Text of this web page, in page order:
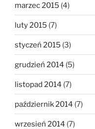
marzec 2015 (4)
luty 2015 (7)
styczeń 2015 (3)
grudzień 2014 (5)
listopad 2014 (7)
październik 2014 (7)
wrzesień 2014 (7)